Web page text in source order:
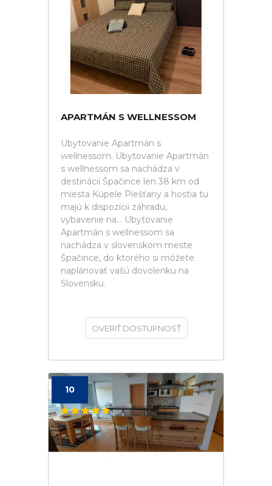
APARTMÁN S WELLNESSOM
Ubytovanie Apartmán s
wellnessom. Ubytovanie Apartmán
s wellnessom sa nachádza v
destinácii Špačince len 38 km od
miesta Kúpele Piešťany a hostia tu
majú k dispozícii záhradu,
vybavenie na... Ubytovanie
Apartmán s wellnessom sa
nachádza v slovenskom meste
Špačince, do ktorého si môžete
naplánovať vašú dovolenku na
Slovensku.
OVERIŤ DOSTUPNOSŤ
10